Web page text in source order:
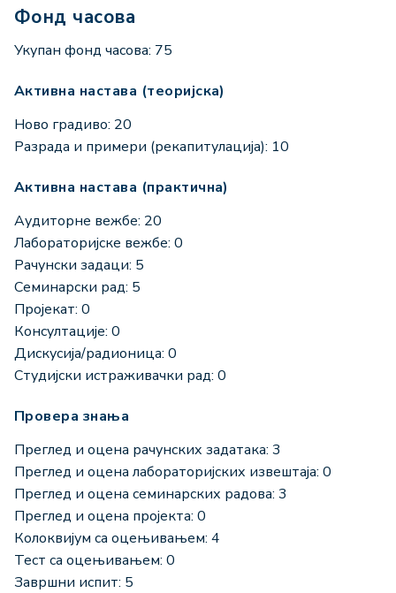
Фонд часова
Укупан фонд часова: 75
Активна настава (теоријска)
Ново градиво: 20
Разрада и примери (рекапитулација): 10
Активна настава (практична)
Аудиторне вежбе: 20
Лабораторијске вежбе: 0
Рачунски задаци: 5
Семинарски рад: 5
Пројекат: 0
Консултације: 0
Дискусија/радионица: 0
Студијски истраживачки рад: 0
Провера знања
Преглед и оцена рачунских задатака: 3
Преглед и оцена лабораторијских извештаја: 0
Преглед и оцена семинарских радова: 3
Преглед и оцена пројекта: 0
Колоквијум са оцењивањем: 4
Тест са оцењивањем: 0
Завршни испит: 5